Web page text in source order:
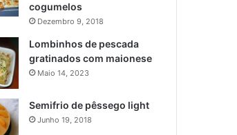
cogumelos
Dezembro 9, 2018
Lombinhos de pescada
gratinados com maionese
Maio 14, 2023
Semifrio de pêssego light
Junho 19, 2018